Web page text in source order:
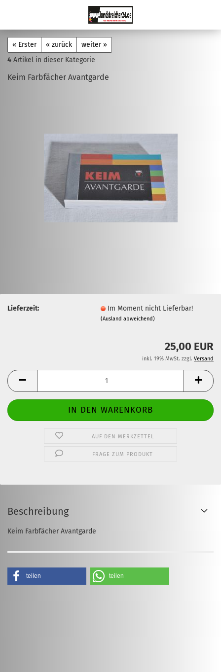
« Erster « zurück
weiter »
4 Artikel in dieser Kategorie
Keim Farbfächer Avantgarde
Lieferzeit: Im Moment nicht Lieferbar!
(Ausland abweichend)
25,00 EUR
inkl. 19% MwSt. zzgl. Versand
AUF DEN MERKZETTEL
FRAGE ZUM PRODUKT
Beschreibung
Keim Farbfächer Avantgarde
teilen teilen